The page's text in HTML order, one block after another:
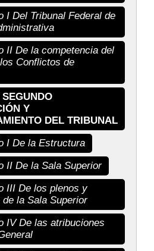
I Del Tribunal Federal de
II De la competencia del
Conflictos de
Y
DEL TRIBUNAL
I De la Estructura
II De la Sala Superior
III De los plenos y
la Sala Superior
IV De las atribuciones